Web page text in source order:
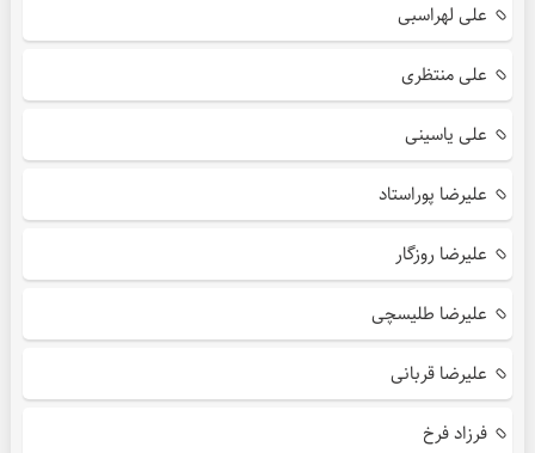
علی لهراسبی
علی منتظری
علی یاسینی
علیرضا پوراستاد
علیرضا روزگار
علیرضا طلیسچی
علیرضا قربانی
فرزاد فرخ